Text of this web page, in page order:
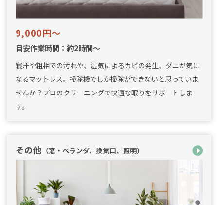
9,000円～
目安作業時間：約2時間～
寝汗や粗相での汚れや、湿気によるカビの発生、ダニが気に
なるマットレス。掃除機でしか掃除ができないと思っていま
せんか？プロのクリーニングで快適な眠りをサポートしま
す。
その他 （窓・ベランダ、換気口、照明）